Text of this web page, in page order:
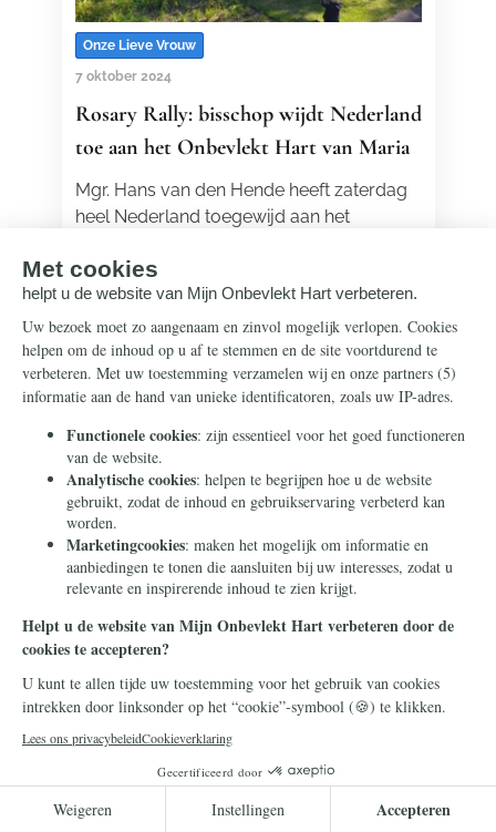
Onze Lieve Vrouw
7 oktober 2024
Rosary Rally: bisschop wijdt Nederland
toe aan het Onbevlekt Hart van Maria
Mgr. Hans van den Hende heeft zaterdag
heel Nederland toegewijd aan het
tijdens de Rosary Rally in Eindhoven.
Lees meer
Onze Lieve Vrouw
25 september 2024
Bisschop van Rotterdam zal Nederland
toewijden aan het Onbevlekt Hart van
Maria
Nederland toewijden aan het Onbevlekt